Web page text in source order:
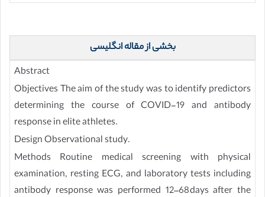
بخشی از مقاله انگلیسی
Abstract
Objectives The aim of the study was to identify predictors
determining the course of COVID-19 and antibody
response in elite athletes.
Design Observational study.
Methods Routine medical screening with physical
examination, resting ECG, and laboratory tests including
antibody response was performed 12–68 days after the